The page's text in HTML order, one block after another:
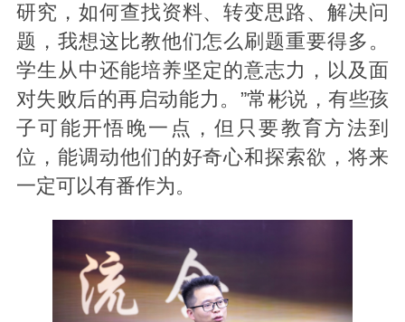
研究，如何查找资料、转变思路、解决问
题，我想这比教他们怎么刷题重要得多。
学生从中还能培养坚定的意志力，以及面
对失败后的再启动能力。”常彬说，有些孩
子可能开悟晚一点，但只要教育方法到
位，能调动他们的好奇心和探索欲，将来
一定可以有番作为。